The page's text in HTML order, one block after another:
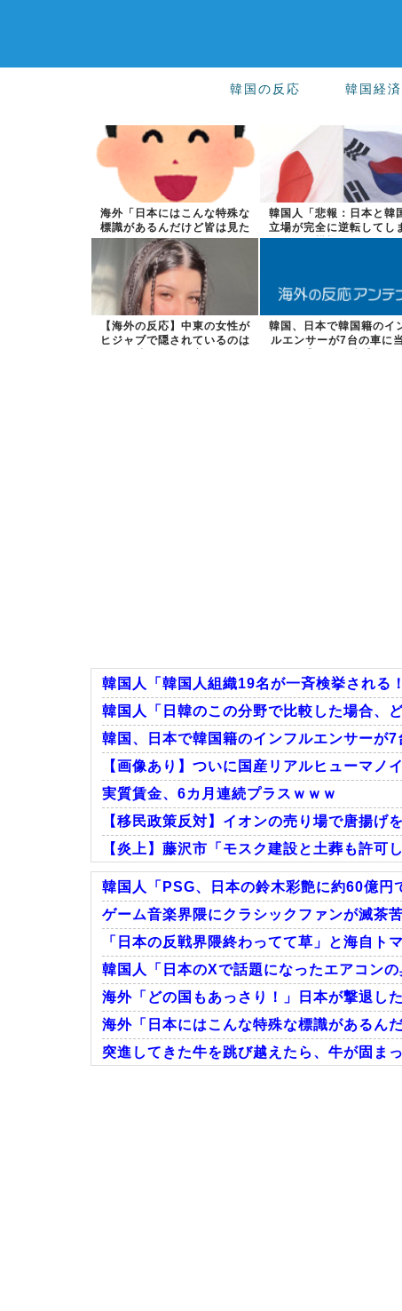
韓国の反応 韓国経済
海外「日本にはこんな特殊な
標識があるんだけど皆は見た
ことある？」...
韓国人「悲報：日本と韓
立場が完全に逆転してし
た模様…」→...
【海外の反応】中東の女性が
ヒジャブで隠されているのは
韓国、日本で韓国籍のイ
ルエンサーが7台の車に
韓国人「韓国人組織19名が一斉検挙される
韓国人「日韓のこの分野で比較した場合、
韓国、日本で韓国籍のインフルエンサーが
【画像あり】ついに国産リアルヒュ
実質賃金、6カ月連続プラスｗｗｗ
【移民政策反対】イオンの売り場で唐揚げ
【炎上】藤沢市「モスク建設と土葬も許
Powered by livedoor 相互RSS
韓国人「PSG、日本の鈴木彩艶に約60億
ゲーム音楽界隈にクラシックファンが滅茶
「日本の反戦界隈終わってて草」と海自ト
韓国人「日本のXで話題になったエアコン
海外「どの国もあっさり！」日本が撃退し
海外「日本にはこんな特殊な標識があるん
突進してきた牛を跳び越えたら、牛が固ま